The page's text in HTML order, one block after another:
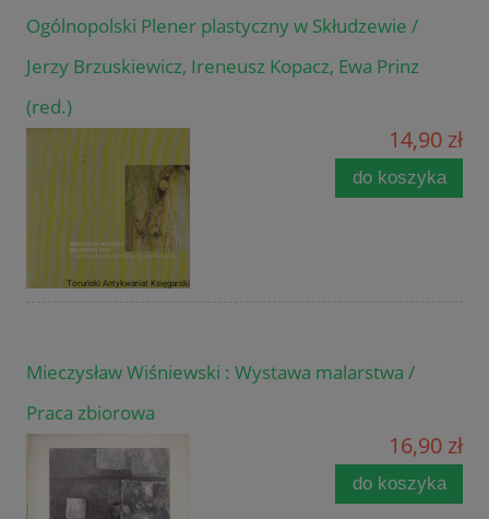
Ogólnopolski Plener plastyczny w Skłudzewie /
Jerzy Brzuskiewicz, Ireneusz Kopacz, Ewa Prinz
(red.)
14,90 zł
do koszyka
Mieczysław Wiśniewski : Wystawa malarstwa /
Praca zbiorowa
16,90 zł
do koszyka